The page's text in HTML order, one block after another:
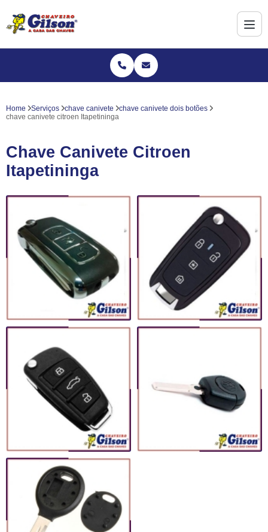
Home Serviços chave canivete
chave canivete dois botões
chave canivete citroen Itapetininga
Chave Canivete Citroen
Itapetininga